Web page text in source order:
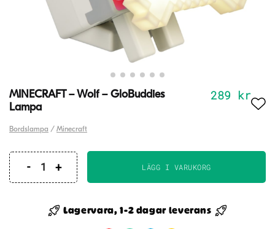
MINECRAFT – Wolf – GloBuddies
Lampa
289 kr
Bordslampa / Minecraft
MINECRAFT
Wolf
LÄGG I VARUKORG
Lagervara, 1-2 dagar leverans